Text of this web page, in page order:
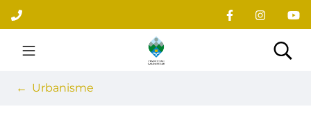
Aller
au
contenu
Site officiel du village
Urbanisme